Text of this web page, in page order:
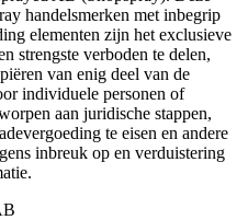
handelsmerken met inbegrip
elementen zijn het exclusieve
strengste verboden te delen,
van enig deel van de
individuele personen of
aan juridische stappen,
te eisen en andere
inbreuk op en verduistering